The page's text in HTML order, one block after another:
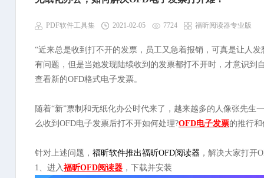
PDF软件工具集 2021-02-05 7724 福昕阅读器专业版
“近来总是收到打不开的发票，员工又急着报销，可真是让人
有问题，但是当她发现陆续收到的发票都打不开时，才意识到
查看新的OFD格式电子发票。
随着“新”票制和无纸化办公时代来了，越来越多的人像张先生
么收到OFD电子发票后打不开如何处理?OFD电子发票的推行
针对上述问题， 福昕软件推出福昕OFD阅读器 ，解决大家打开
1、进入福昕OFD阅读器 ，下载并安装